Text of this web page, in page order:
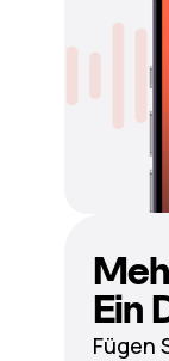
Ein
Fügen